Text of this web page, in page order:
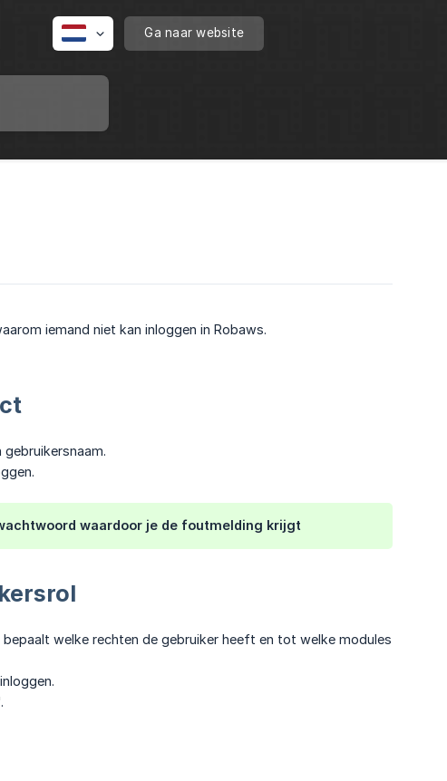
Ga naar website
iemand niet kan inloggen in Robaws.
waardoor je de foutmelding krijgt
welke rechten de gebruiker heeft en tot welke modules